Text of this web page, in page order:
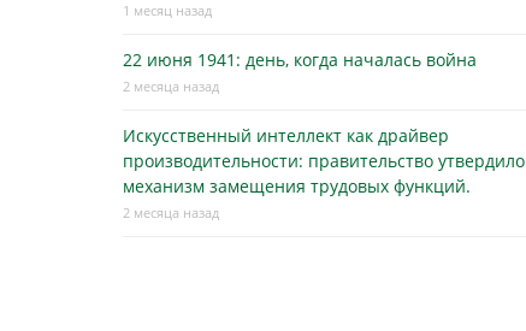
1 месяц назад
22 июня 1941: день, когда началась война
2 месяца назад
Искусственный интеллект как драйвер
производительности: правительство утвердило
механизм замещения трудовых функций.
2 месяца назад